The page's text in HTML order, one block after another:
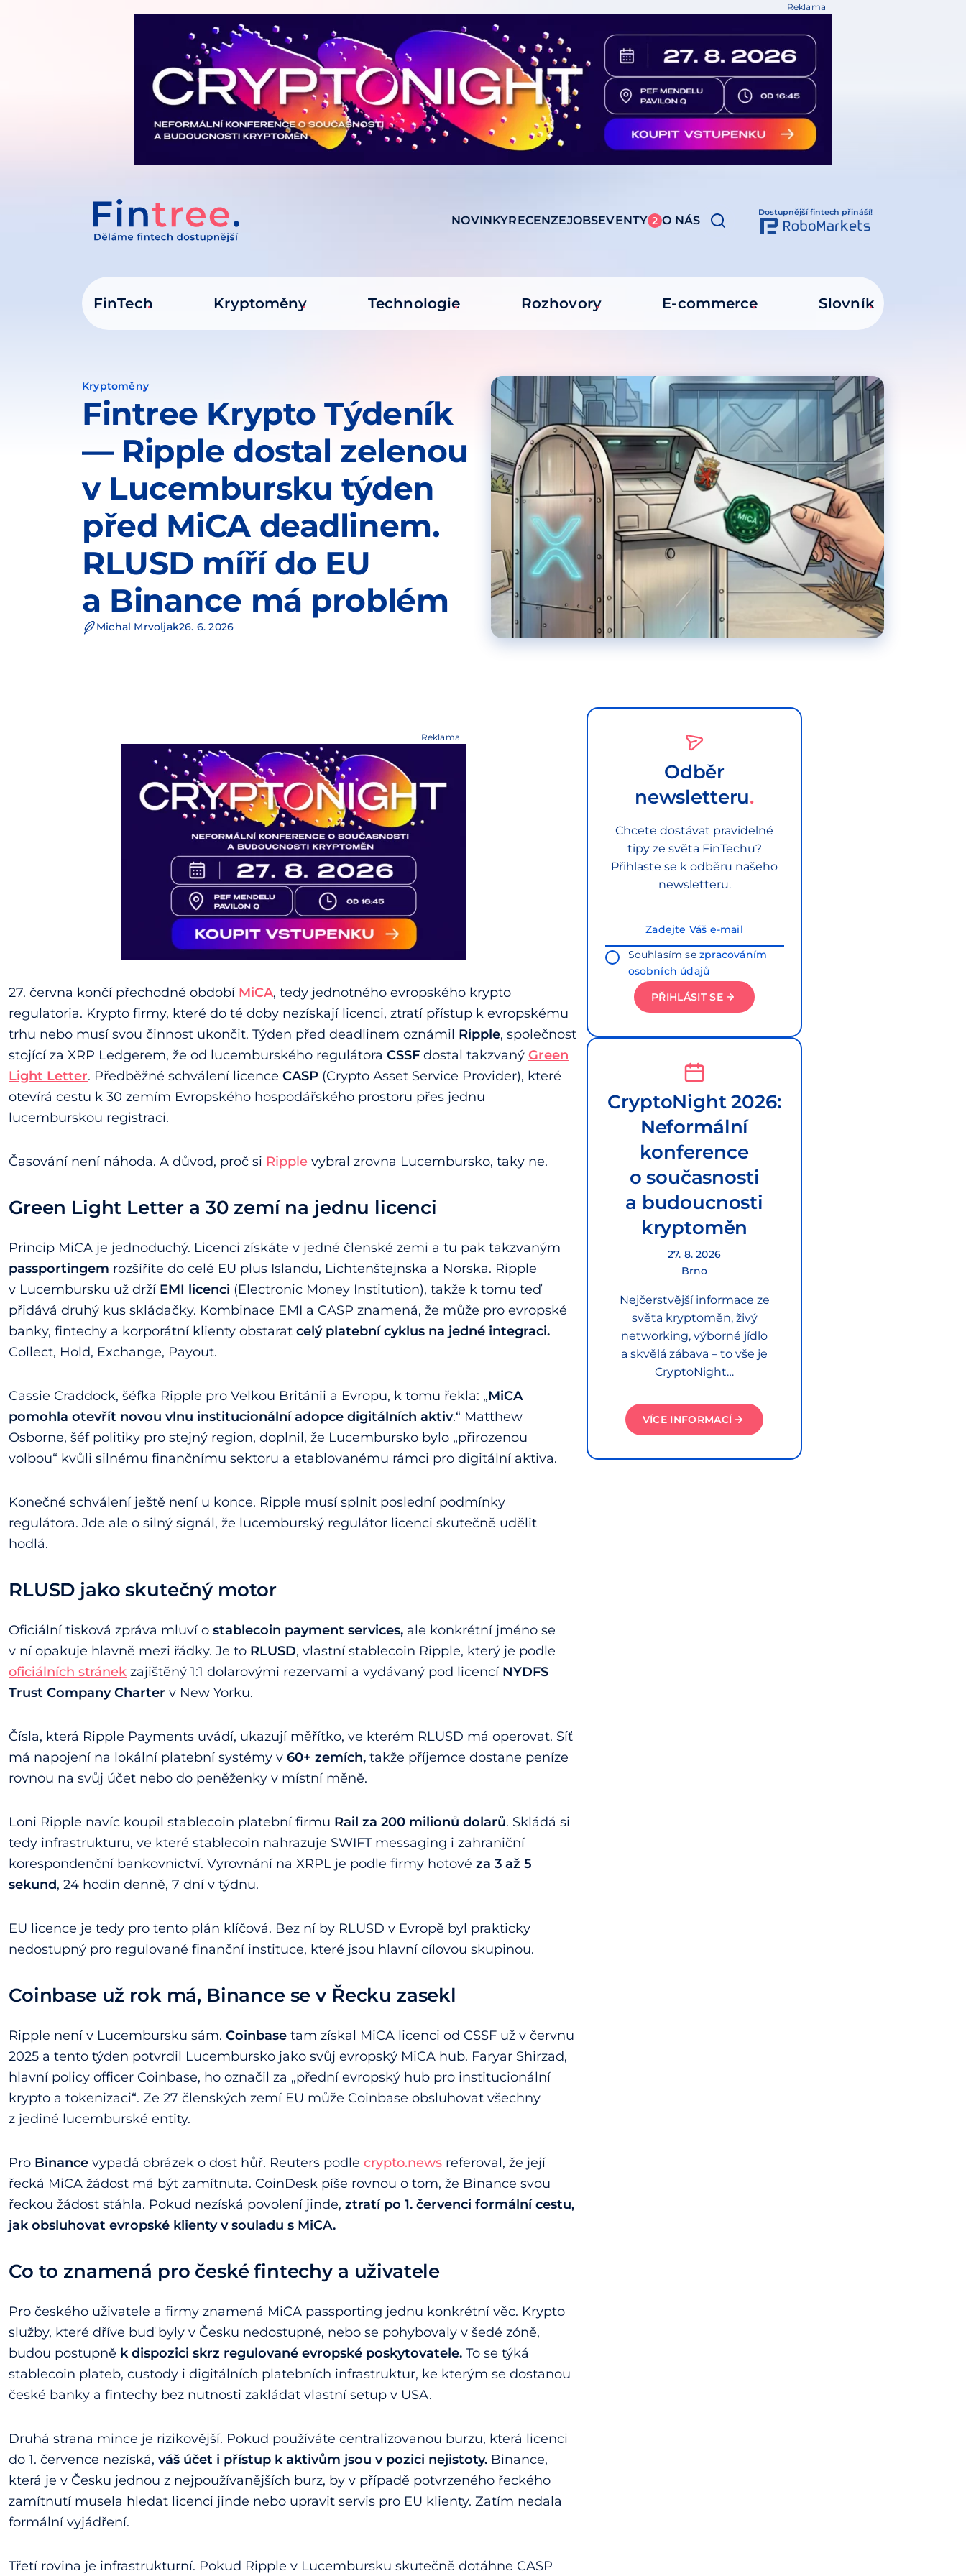
Reklama
NOVINKYRECENZEJOBSEVENTY 2 O NÁS
Dostupnější fintech přináší!
FinTech Kryptoměny Technologie Rozhovory E-commerce Slovník
Kryptoměny
Fintree Krypto Týdeník
— Ripple dostal zelenou
v Lucembursku týden
před MiCA deadlinem.
RLUSD míří do EU
a Binance má problém
Michal Mrvoljak26. 6. 2026
Reklama
27. června končí přechodné období MiCA, tedy jednotného evropského krypto
regulatoria. Krypto firmy, které do té doby nezískají licenci, ztratí přístup k evropskému
trhu nebo musí svou činnost ukončit. Týden před deadlinem oznámil Ripple, společnost
stojící za XRP Ledgerem, že od lucemburského regulátora CSSF dostal takzvaný Green
Light Letter. Předběžné schválení licence CASP (Crypto Asset Service Provider), které
otevírá cestu k 30 zemím Evropského hospodářského prostoru přes jednu
lucemburskou registraci.
Časování není náhoda. A důvod, proč si Ripple vybral zrovna Lucembursko, taky ne.
Green Light Letter a 30 zemí na jednu licenci
Princip MiCA je jednoduchý. Licenci získáte v jedné členské zemi a tu pak takzvaným
passportingem rozšíříte do celé EU plus Islandu, Lichtenštejnska a Norska. Ripple
v Lucembursku už drží EMI licenci (Electronic Money Institution), takže k tomu teď
přidává druhý kus skládačky. Kombinace EMI a CASP znamená, že může pro evropské
banky, fintechy a korporátní klienty obstarat celý platební cyklus na jedné integraci.
Collect, Hold, Exchange, Payout.
Cassie Craddock, šéfka Ripple pro Velkou Británii a Evropu, k tomu řekla: „MiCA
pomohla otevřít novou vlnu institucionální adopce digitálních aktiv.“ Matthew
Osborne, šéf politiky pro stejný region, doplnil, že Lucembursko bylo „přirozenou
volbou“ kvůli silnému finančnímu sektoru a etablovanému rámci pro digitální aktiva.
Konečné schválení ještě není u konce. Ripple musí splnit poslední podmínky
regulátora. Jde ale o silný signál, že lucemburský regulátor licenci skutečně udělit
hodlá.
RLUSD jako skutečný motor
Oficiální tisková zpráva mluví o stablecoin payment services, ale konkrétní jméno se
v ní opakuje hlavně mezi řádky. Je to RLUSD, vlastní stablecoin Ripple, který je podle
oficiálních stránek zajištěný 1:1 dolarovými rezervami a vydávaný pod licencí NYDFS
Trust Company Charter v New Yorku.
Čísla, která Ripple Payments uvádí, ukazují měřítko, ve kterém RLUSD má operovat. Síť
má napojení na lokální platební systémy v 60+ zemích, takže příjemce dostane peníze
rovnou na svůj účet nebo do peněženky v místní měně.
Loni Ripple navíc koupil stablecoin platební firmu Rail za 200 milionů dolarů. Skládá si
tedy infrastrukturu, ve které stablecoin nahrazuje SWIFT messaging i zahraniční
korespondenční bankovnictví. Vyrovnání na XRPL je podle firmy hotové za 3 až 5
sekund, 24 hodin denně, 7 dní v týdnu.
EU licence je tedy pro tento plán klíčová. Bez ní by RLUSD v Evropě byl prakticky
nedostupný pro regulované finanční instituce, které jsou hlavní cílovou skupinou.
Coinbase už rok má, Binance se v Řecku zasekl
Ripple není v Lucembursku sám. Coinbase tam získal MiCA licenci od CSSF už v červnu
2025 a tento týden potvrdil Lucembursko jako svůj evropský MiCA hub. Faryar Shirzad,
hlavní policy officer Coinbase, ho označil za „přední evropský hub pro institucionální
krypto a tokenizaci“. Ze 27 členských zemí EU může Coinbase obsluhovat všechny
z jediné lucemburské entity.
Pro Binance vypadá obrázek o dost hůř. Reuters podle crypto.news referoval, že její
řecká MiCA žádost má být zamítnuta. CoinDesk píše rovnou o tom, že Binance svou
řeckou žádost stáhla. Pokud nezíská povolení jinde, ztratí po 1. červenci formální cestu,
jak obsluhovat evropské klienty v souladu s MiCA.
Co to znamená pro české fintechy a uživatele
Pro českého uživatele a firmy znamená MiCA passporting jednu konkrétní věc. Krypto
služby, které dříve buď byly v Česku nedostupné, nebo se pohybovaly v šedé zóně,
budou postupně k dispozici skrz regulované evropské poskytovatele. To se týká
stablecoin plateb, custody i digitálních platebních infrastruktur, ke kterým se dostanou
české banky a fintechy bez nutnosti zakládat vlastní setup v USA.
Druhá strana mince je rizikovější. Pokud používáte centralizovanou burzu, která licenci
do 1. července nezíská, váš účet i přístup k aktivům jsou v pozici nejistoty. Binance,
která je v Česku jednou z nejpoužívanějších burz, by v případě potvrzeného řeckého
zamítnutí musela hledat licenci jinde nebo upravit servis pro EU klienty. Zatím nedala
formální vyjádření.
Třetí rovina je infrastrukturní. Pokud Ripple v Lucembursku skutečně dotáhne CASP
Odběr
newsletteru
Chcete dostávat pravidelné
tipy ze světa FinTechu?
Přihlaste se k odběru našeho
newsletteru.
Souhlasím sezpracováním
osobních údajů
PŘIHLÁSIT SE
CryptoNight 2026:
Neformální
konference
o současnosti
a budoucnosti
kryptoměn
27. 8. 2026
Brno
Nejčerstvější informace ze
světa kryptoměn, živý
networking, výborné jídlo
a skvělá zábava – to vše je
CryptoNight…
VÍCE INFORMACÍ